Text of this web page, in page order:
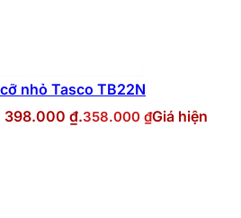
nhỏ Tasco TB22N
398.000 ₫.358.000 ₫Giá hiện